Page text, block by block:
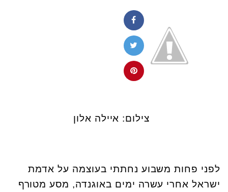
צילום: איילה אלון
לפני פחות משבוע נחתתי בעוצמה על אדמת
ישראל אחרי עשרה ימים באוגנדה, מסע מטורף